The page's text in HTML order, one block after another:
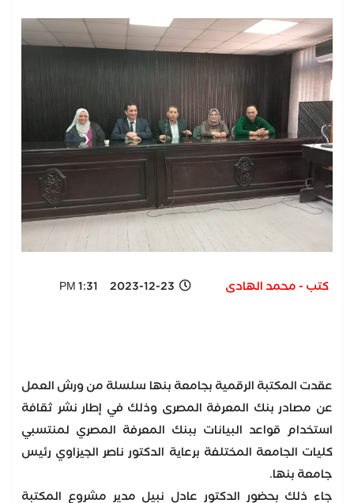
كتب - محمد الهادى 2023-12-23 1:31 PM
عقدت المكتبة الرقمية بجامعة بنها سلسلة من ورش العمل
عن مصادر بنك المعرفة المصرى وذلك في إطار نشر ثقافة
استخدام قواعد البيانات ببنك المعرفة المصري لمنتسبي
كليات الجامعة المختلفة برعاية الدكتور ناصر الجيزاوي رئيس
جامعة بنها.
جاء ذلك بحضور الدكتور عادل نبيل مدير مشروع المكتبة